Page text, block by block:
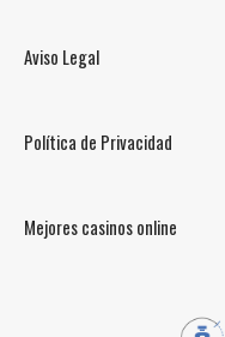
Aviso Legal
Política de Privacidad
Mejores casinos online